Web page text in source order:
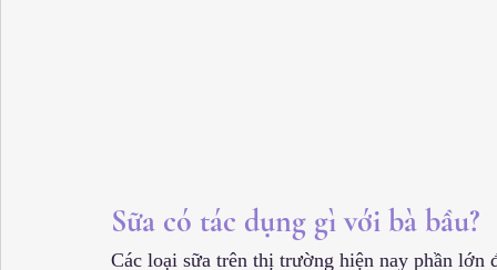
Sữa có tác dụng gì với bà bầu?
Các loại sữa trên thị trường hiện nay phần